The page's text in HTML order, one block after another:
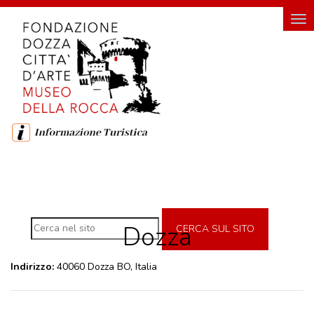
FONDAZIONE
FONDAZIONE DOZZA CITTÀ D'ARTE
SOSTENITORI DELLA FONDAZIONE
MUSEO DELLA ROCCA
INGRESSO E ORARI DI VISITA
CERCA SUL SITO
Dozza
Indirizzo: 40060 Dozza BO, Italia